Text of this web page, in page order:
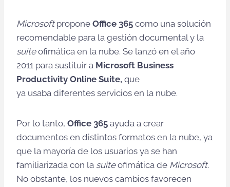
Microsoft propone Office 365 como una solución
recomendable para la gestión documental y la
suiteofimática en la nube. Se lanzó en el año
2011 para sustituir a Microsoft Business
Productivity Online Suite, que
ya usaba diferentes servicios en la nube.
Por lo tanto, Office 365 ayuda a crear
documentos en distintos formatos en la nube, ya
que la mayoría de los usuarios ya se han
familiarizada con la suiteofimática de Microsoft.
No obstante, los nuevos cambios favorecen